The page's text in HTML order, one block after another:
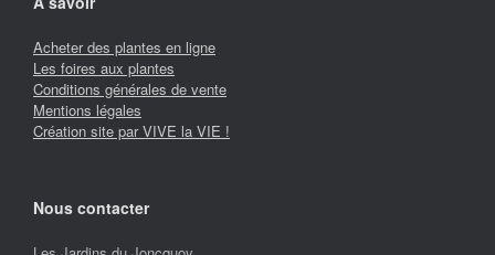
Acheter des plantes en ligne
Les foires aux plantes
Conditions générales de vente
Mentions légales
Création site par VIVE la VIE !
Nous contacter